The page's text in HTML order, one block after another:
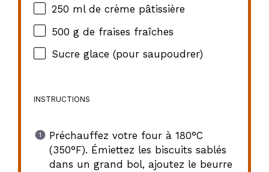
250 ml de crème pâtissière
500 g de fraises fraîches
Sucre glace (pour saupoudrer)
INSTRUCTIONS
Préchauffez votre four à 180°C
(350°F). Émiettez les biscuits sablés
dans un grand bol, ajoutez le beurre